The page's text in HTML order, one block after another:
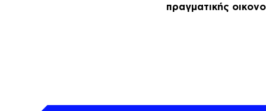
πραγματικής